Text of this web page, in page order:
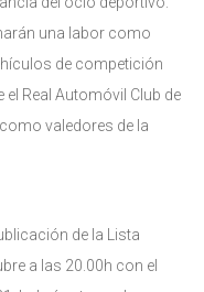
una labor como
de competición
Real Automóvil Club de
valedores de la
de la Lista
a las 20.00h con el